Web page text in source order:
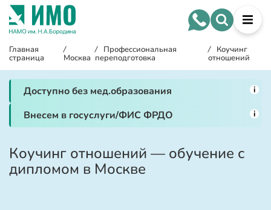
Главная
страница
/
Москва
/ Профессиональная
переподготовка
/ Коучинг
отношений
Доступно без мед.образования i
Внесем в госуслуги/ФИС ФРДО i
Коучинг отношений — обучение с
дипломом в Москве